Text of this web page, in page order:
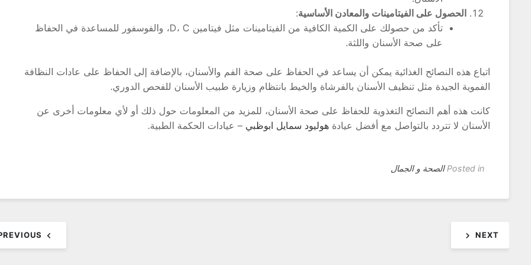
الحصول على الفيتامينات والمعادن الأساسية:
تأكد من حصولك على الكمية الكافية من الفيتامينات مثل فيتامين D، C، والفوسفور للمساعدة في الحفاظ
على صحة الأسنان واللثة.
اتباع هذه النصائح الغذائية يمكن أن يساعد في الحفاظ على صحة الفم والأسنان، بالإضافة إلى الحفاظ على عادات النظافة
الفموية الجيدة مثل تنظيف الأسنان بالفرشاة والخيط بانتظام وزيارة طبيب الأسنان للفحص الدوري.
كانت هذه أهم النصائح التغذوية للحفاظ على صحة الأسنان، للمزيد من المعلومات حول ذلك أو لأي معلومات أخرى عن
الأسنان لا تتردد بالتواصل مع أفضل عيادة هوليود سمايل ابوظبي – عيادات الحكمة الطبية.
Posted in الصحة و الجمال
المقالات
NEXT